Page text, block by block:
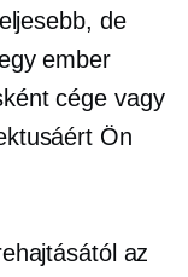
de
ember
cége vagy
Ön
az